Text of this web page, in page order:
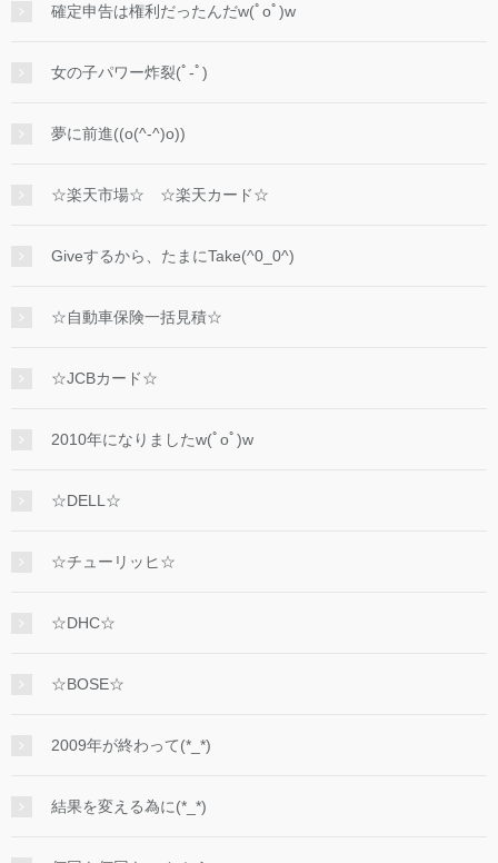
確定申告は権利だったんだw(ﾟoﾟ)w
女の子パワー炸裂(ﾟ-ﾟ)
夢に前進((o(^-^)o))
☆楽天市場☆ ☆楽天カード☆
Giveするから、たまにTake(^0_0^)
☆自動車保険一括見積☆
☆JCBカード☆
2010年になりましたw(ﾟoﾟ)w
☆DELL☆
☆チューリッヒ☆
☆DHC☆
☆BOSE☆
2009年が終わって(*_*)
結果を変える為に(*_*)